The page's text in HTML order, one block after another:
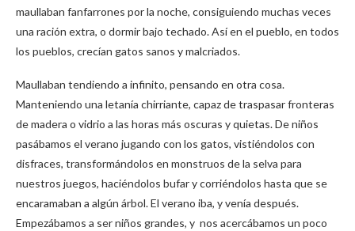
maullaban fanfarrones por la noche, consiguiendo muchas veces
una ración extra, o dormir bajo techado. Así en el pueblo, en todos
los pueblos, crecían gatos sanos y malcriados.
Maullaban tendiendo a infinito, pensando en otra cosa.
Manteniendo una letanía chirriante, capaz de traspasar fronteras
de madera o vidrio a las horas más oscuras y quietas. De niños
pasábamos el verano jugando con los gatos, vistiéndolos con
disfraces, transformándolos en monstruos de la selva para
nuestros juegos, haciéndolos bufar y corriéndolos hasta que se
encaramaban a algún árbol. El verano iba, y venía después.
Empezábamos a ser niños grandes, y nos acercábamos un poco